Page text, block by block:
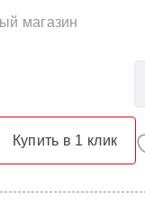
магазин
Купить в 1 клик